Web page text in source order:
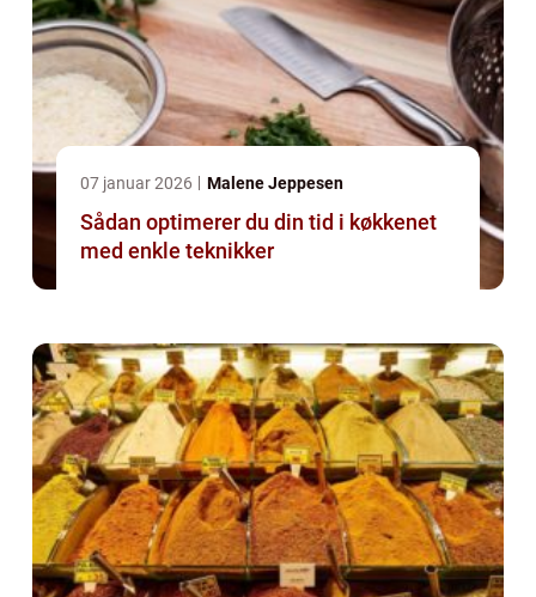
07 januar 2026 Malene Jeppesen
Sådan optimerer du din tid i køkkenet
med enkle teknikker